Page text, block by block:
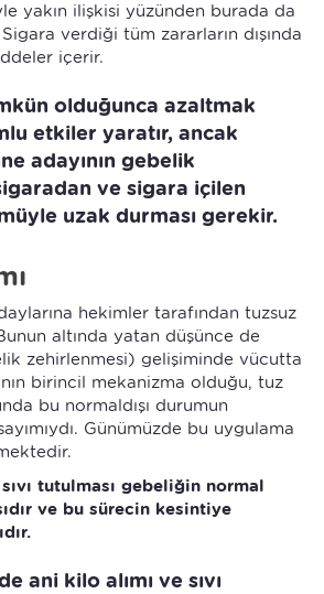
yakın ilişkisi yüzünden burada da
verdiği tüm zararların dışında
içerir.
olduğunca azaltmak
etkiler yaratır, ancak
adayının gebelik
ve sigara içilen
uzak durması gerekir.
hekimler tarafından tuzsuz
altında yatan düşünce de
zehirlenmesi) gelişiminde vücutta
birincil mekanizma olduğu, tuz
bu normaldışı durumun
Günümüzde bu uygulama
tutulması gebeliğin normal
ve bu sürecin kesintiye
ani kilo alımı ve sıvı